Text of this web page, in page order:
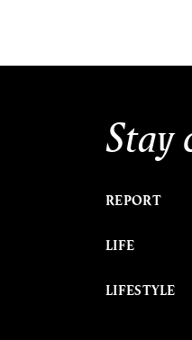
Stay
REPORT
LIFE
LIFESTYLE